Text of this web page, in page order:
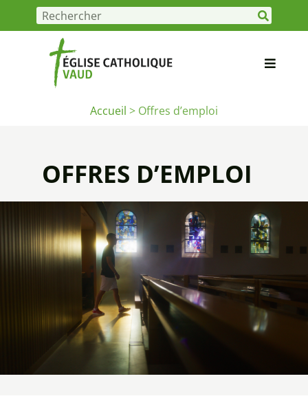
Accueil > Offres d’emploi
OFFRES D’EMPLOI